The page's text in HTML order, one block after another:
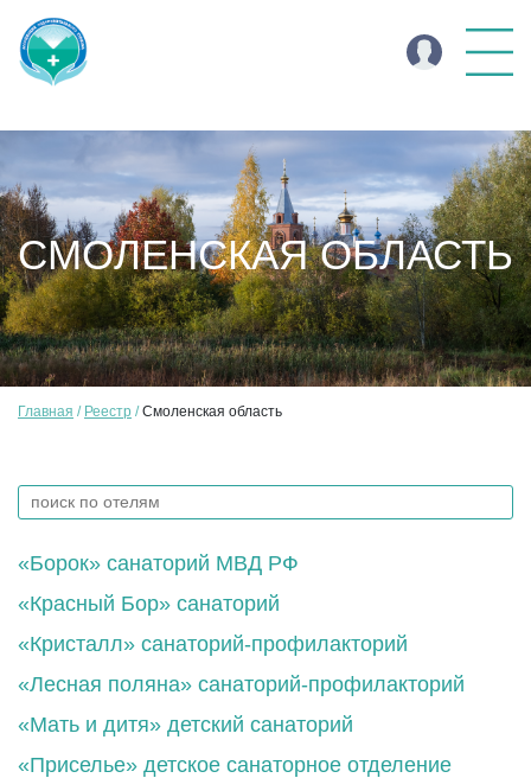
СМОЛЕНСКАЯ ОБЛАСТЬ
Главная Реестр Смоленская область
«Борок» санаторий МВД РФ
«Красный Бор» санаторий
«Кристалл» санаторий-профилакторий
«Лесная поляна» санаторий-профилакторий
«Мать и дитя» детский санаторий
«Приселье» детское санаторное отделение